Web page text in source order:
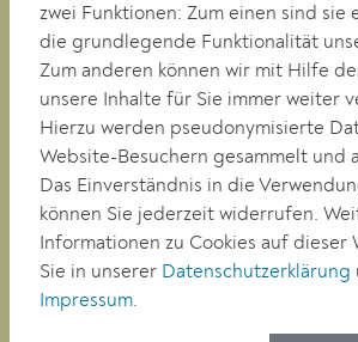
RATHAUS
LEBEN
KULTUR
QUICKLINKS
Veranstaltungen
Parken in Krems
Müllkalender
zwei Funktionen: Zum einen sind
die grundlegende Funktionalität
Zum anderen können wir mit Hilfe
unsere Inhalte für Sie immer weiter
Hierzu werden pseudonymisierte
Website-Besuchern gesammelt und
Das Einverständnis in die
können Sie jederzeit widerrufen.
Informationen zu Cookies auf dieser
Sie in unserer Datenschutzerklärung
Impressum.